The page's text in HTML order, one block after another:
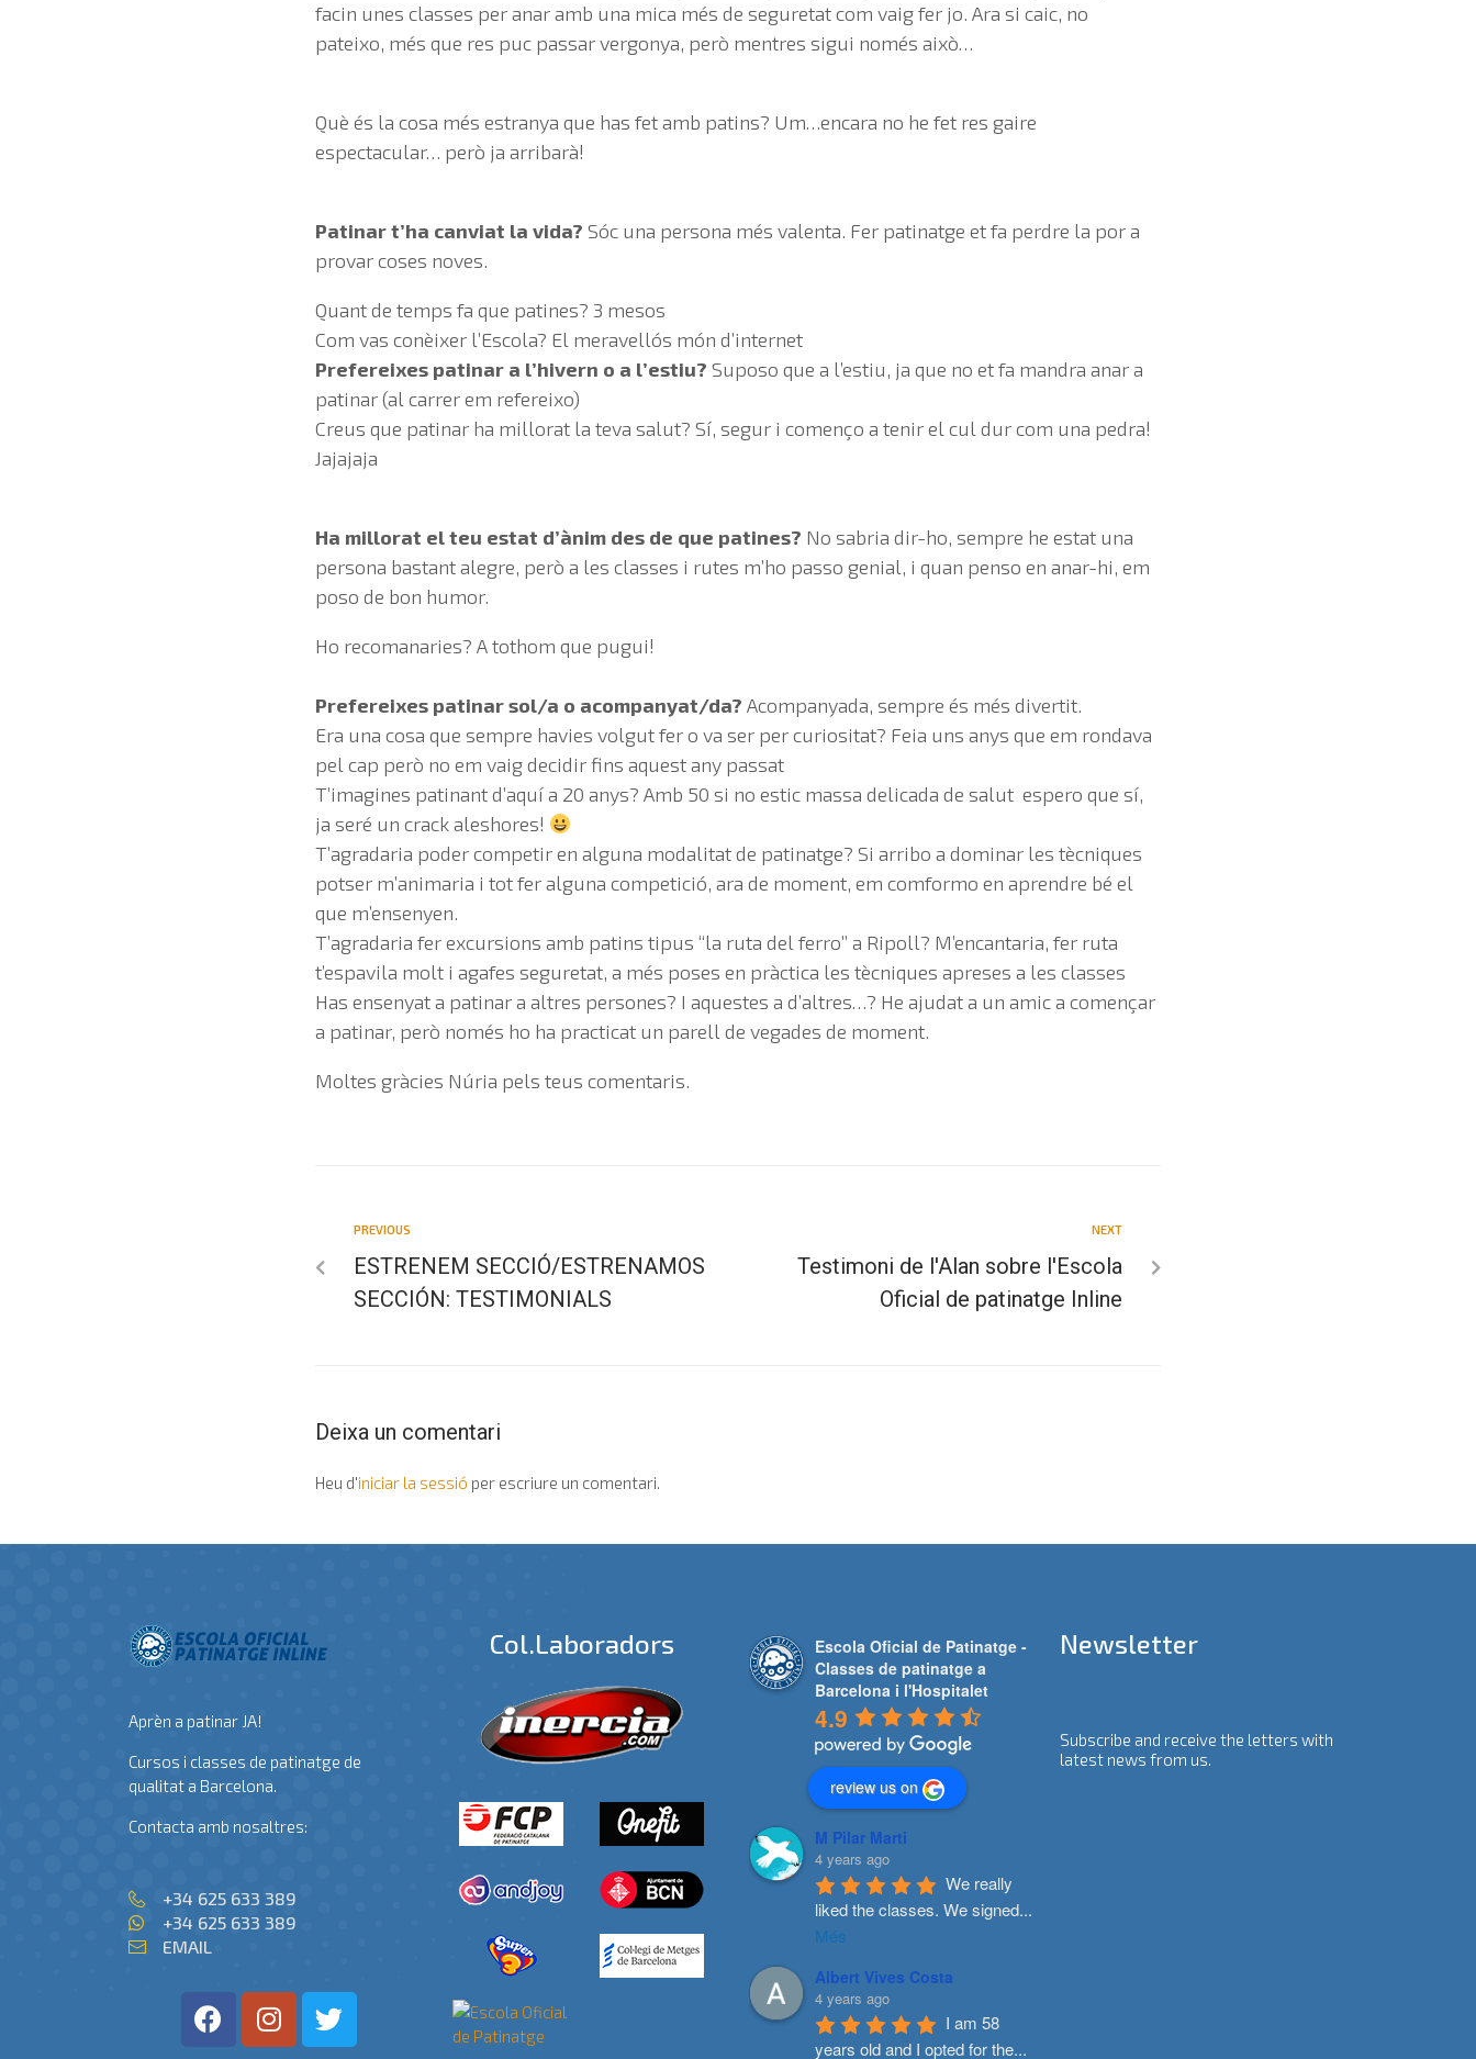
facin unes classes per anar amb una mica més de seguretat com vaig fer jo. Ara si caic, no
pateixo, més que res puc passar vergonya, però mentres sigui només això…
Què és la cosa més estranya que has fet amb patins? Um…encara no he fet res gaire
espectacular… però ja arribarà!
Patinar t’ha canviat la vida? Sóc una persona més valenta. Fer patinatge et fa perdre la por a
provar coses noves.
Quant de temps fa que patines? 3 mesos
Com vas conèixer l’Escola? El meravellós món d’internet
Prefereixes patinar a l’hivern o a l’estiu? Suposo que a l’estiu, ja que no et fa mandra anar a
patinar (al carrer em refereixo)
Creus que patinar ha millorat la teva salut? Sí, segur i començo a tenir el cul dur com una pedra!
Jajajaja
Ha millorat el teu estat d’ànim des de que patines? No sabria dir-ho, sempre he estat una
persona bastant alegre, però a les classes i rutes m’ho passo genial, i quan penso en anar-hi, em
poso de bon humor.
Ho recomanaries? A tothom que pugui!
Prefereixes patinar sol/a o acompanyat/da? Acompanyada, sempre és més divertit.
Era una cosa que sempre havies volgut fer o va ser per curiositat? Feia uns anys que em rondava
pel cap però no em vaig decidir fins aquest any passat
T’imagines patinant d’aquí a 20 anys? Amb 50 si no estic massa delicada de salut espero que sí,
ja seré un crack aleshores!
T’agradaria poder competir en alguna modalitat de patinatge? Si arribo a dominar les tècniques
potser m’animaria i tot fer alguna competició, ara de moment, em comformo en aprendre bé el
que m’ensenyen.
T’agradaria fer excursions amb patins tipus “la ruta del ferro” a Ripoll? M’encantaria, fer ruta
t’espavila molt i agafes seguretat, a més poses en pràctica les tècniques apreses a les classes
Has ensenyat a patinar a altres persones? I aquestes a d’altres…? He ajudat a un amic a començar
a patinar, però només ho ha practicat un parell de vegades de moment.
Moltes gràcies Núria pels teus comentaris.
PREVIOUS
ESTRENEM SECCIÓ/ESTRENAMOS
SECCIÓN: TESTIMONIALS
NEXT
Testimoni de l'Alan sobre l'Escola
Oficial de patinatge Inline
Deixa un comentari
Heu d'iniciar la sessió per escriure un comentari.
Aprèn a patinar JA!
Cursos i classes de patinatge de
qualitat a Barcelona.
Contacta amb nosaltres:
+34 625 633 389
+34 625 633 389
EMAIL
Col.laboradors
Escola Oficial de Patinatge -
Classes de patinatge a
Barcelona i l'Hospitalet
4.9
review us on
M Pilar Marti
4 years ago
We really
liked the classes. We signed...
Més
Albert Vives Costa
4 years ago
I am 58
years old and I opted for the...
Newsletter
Subscribe and receive the letters with
latest news from us.